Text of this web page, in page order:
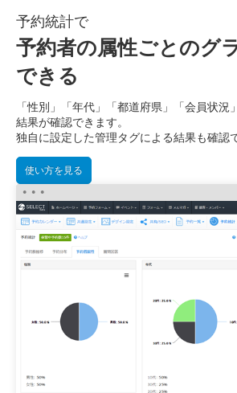
予約統計で
予約者の属性ごとのグ
できる
「性別」「年代」「都道府県」「会員状況
結果が確認できます。
独自に設定した管理タグによる結果も確認
使い方を見る